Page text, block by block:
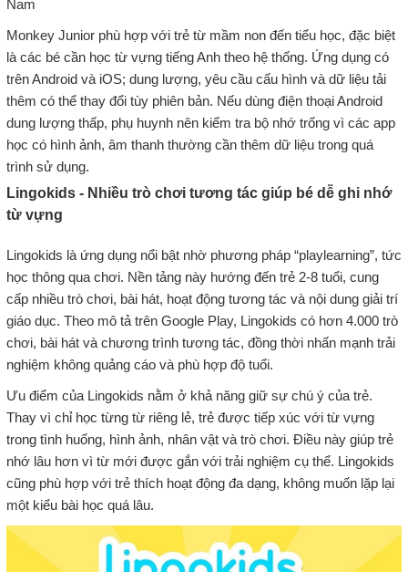
Nam
Monkey Junior phù hợp với trẻ từ mầm non đến tiểu học, đặc biệt
là các bé cần học từ vựng tiếng Anh theo hệ thống. Ứng dụng có
trên Android và iOS; dung lượng, yêu cầu cấu hình và dữ liệu tải
thêm có thể thay đổi tùy phiên bản. Nếu dùng điện thoại Android
dung lượng thấp, phụ huynh nên kiểm tra bộ nhớ trống vì các app
học có hình ảnh, âm thanh thường cần thêm dữ liệu trong quá
trình sử dụng.
Lingokids - Nhiều trò chơi tương tác giúp bé dễ ghi nhớ
từ vựng
Lingokids là ứng dụng nổi bật nhờ phương pháp “playlearning”, tức
học thông qua chơi. Nền tảng này hướng đến trẻ 2-8 tuổi, cung
cấp nhiều trò chơi, bài hát, hoạt động tương tác và nội dung giải trí
giáo dục. Theo mô tả trên Google Play, Lingokids có hơn 4.000 trò
chơi, bài hát và chương trình tương tác, đồng thời nhấn mạnh trải
nghiệm không quảng cáo và phù hợp độ tuổi.
Ưu điểm của Lingokids nằm ở khả năng giữ sự chú ý của trẻ.
Thay vì chỉ học từng từ riêng lẻ, trẻ được tiếp xúc với từ vựng
trong tình huống, hình ảnh, nhân vật và trò chơi. Điều này giúp trẻ
nhớ lâu hơn vì từ mới được gắn với trải nghiệm cụ thể. Lingokids
cũng phù hợp với trẻ thích hoạt động đa dạng, không muốn lặp lại
một kiểu bài học quá lâu.